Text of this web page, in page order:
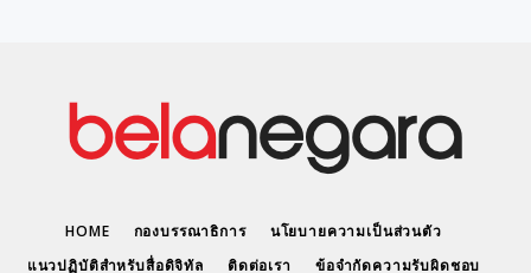
HOME กองบรรณาธิการ
นโยบายความเป็นส่วนตัว
แนวปฏิบัติสำหรับสื่อดิจิทัล
ติดต่อเรา ข้อจำกัดความรับผิดชอบ